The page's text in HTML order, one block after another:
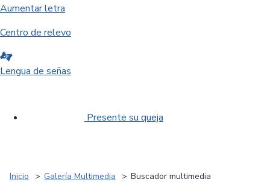
Aumentar letra
Centro de relevo
Lengua de señas
Presente su queja
Inicio Galería Multimedia Buscador multimedia